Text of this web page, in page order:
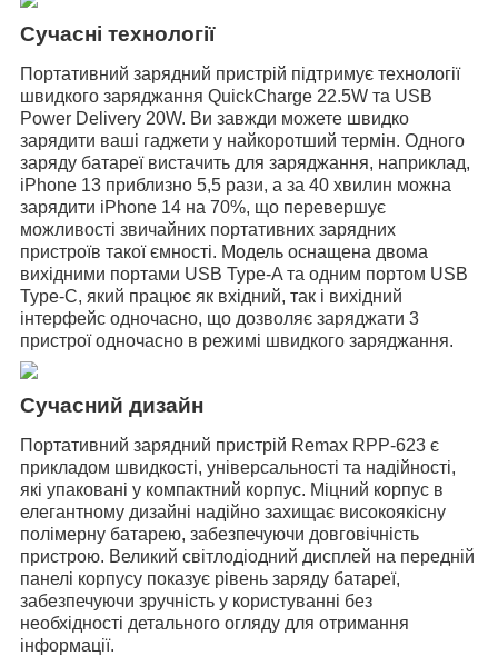
Сучасні технології
Портативний зарядний пристрій підтримує технології
швидкого заряджання QuickCharge 22.5W та USB
Power Delivery 20W. Ви завжди можете швидко
зарядити ваші гаджети у найкоротший термін. Одного
заряду батареї вистачить для заряджання, наприклад,
iPhone 13 приблизно 5,5 рази, а за 40 хвилин можна
зарядити iPhone 14 на 70%, що перевершує
можливості звичайних портативних зарядних
пристроїв такої ємності. Модель оснащена двома
вихідними портами USB Type-A та одним портом USB
Type-C, який працює як вхідний, так і вихідний
інтерфейс одночасно, що дозволяє заряджати 3
пристрої одночасно в режимі швидкого заряджання.
Сучасний дизайн
Портативний зарядний пристрій Remax RPP-623 є
прикладом швидкості, універсальності та надійності,
які упаковані у компактний корпус. Міцний корпус в
елегантному дизайні надійно захищає високоякісну
полімерну батарею, забезпечуючи довговічність
пристрою. Великий світлодіодний дисплей на передній
панелі корпусу показує рівень заряду батареї,
забезпечуючи зручність у користуванні без
необхідності детального огляду для отримання
інформації.